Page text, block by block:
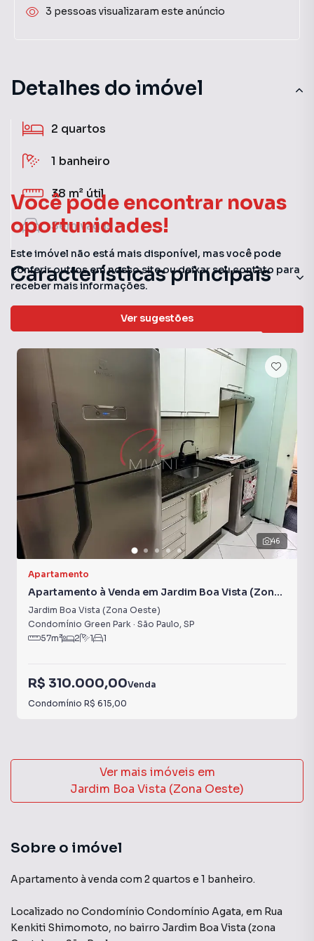
Você pode encontrar novas
oportunidades!
Este imóvel não está mais disponível, mas você pode
conferir outros em nosso site ou deixar seu contato para
receber mais informações.
Ver sugestões
Detalhes do imóvel
2 quartos
1 banheiro
38 m² útil
Sem vagas
Características principais
Veja outros imóveis nesta região
46
Apartamento
Apartamento à Venda em Jardim Boa Vista (Zona
Oeste)
Jardim Boa Vista (Zona Oeste)
Condomínio Green Park · São Paulo, SP
57m² 2 1 1
R$ 310.000,00Venda
Condomínio R$ 615,00
Ver mais imóveis em
Jardim Boa Vista (Zona Oeste)
Sobre o imóvel
Apartamento à venda com 2 quartos e 1 banheiro.
Localizado no Condomínio Condomínio Agata, em Rua
Kenkiti Shimomoto, no bairro Jardim Boa Vista (zona
3 pessoas visualizaram este anúncio